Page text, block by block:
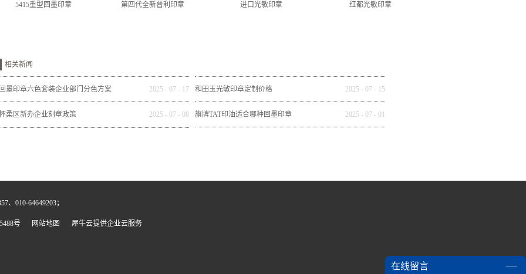
5415重型回墨印章 第四代全新普利印章 进口光敏印章 红都光敏印章
相关新闻
墨印章六色套装企业部门分色方案 2025 -07 - 17 和田玉光敏印章定制价格 2025 -07 - 15
柔区新办企业刻章政策 2025 -07 -08 旗牌TAT印油适合哪种回墨印章 2025 -07 -01
、010-64649203；
号 网站地图 犀牛云提供企业云服务
在线留言